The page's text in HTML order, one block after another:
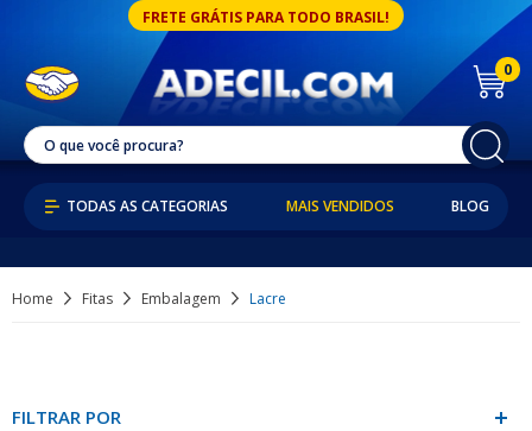
FRETE GRÁTIS PARA TODO BRASIL!
0
MAIS VENDIDOS BLOG
Home Fitas Embalagem Lacre
FILTRAR POR